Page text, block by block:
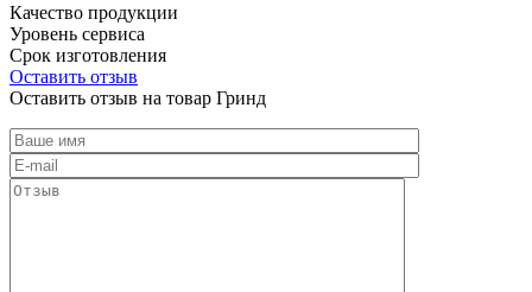
Качество продукции
Уровень сервиса
Срок изготовления
Оставить отзыв
Оставить отзыв на товар Гринд